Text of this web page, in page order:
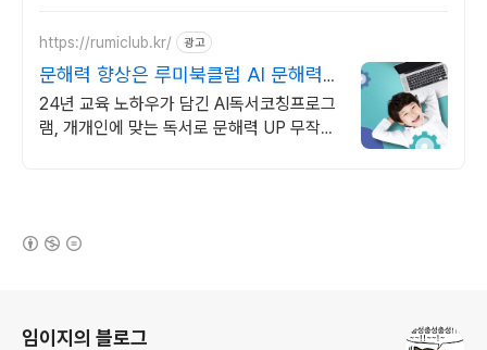
https://rumiclub.kr/ 광고
문해력 향상은 루미북클럽 AI 문해력
향상 프로그램
24년 교육 노하우가 담긴 AI독서코칭프로그
램, 개개인에 맞는 독서로 문해력 UP 무작정
임이지의 블로그